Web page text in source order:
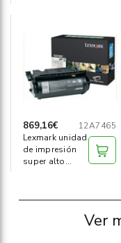
869,16€
12A7465
Lexmark unidad
de impresión
super alto
Ver